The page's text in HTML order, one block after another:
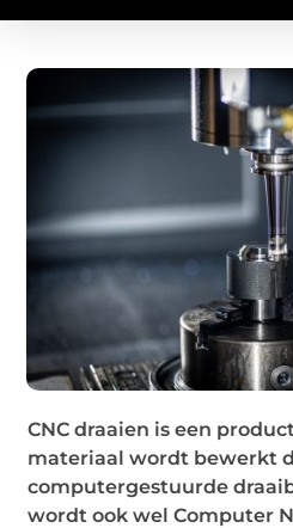
CNC draaien is een
materiaal wordt bewerkt
computergestuurde
wordt ook wel Computer